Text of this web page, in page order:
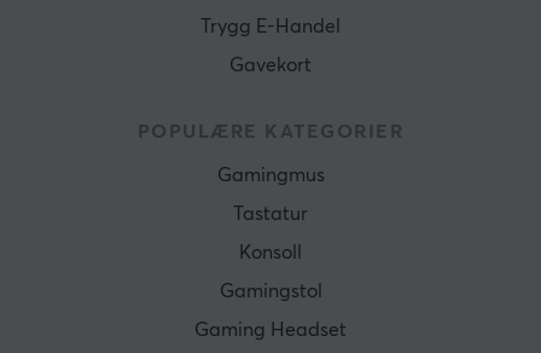
Trygg E-Handel
Gavekort
POPULÆRE KATEGORIER
Gamingmus
Tastatur
Konsoll
Gamingstol
Gaming Headset